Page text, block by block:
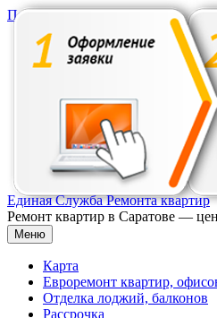
Перейти к содержимому
Единая Служба Ремонта квартир
Ремонт квартир в Саратове —
Меню
Карта
Евроремонт квартир,
Отделка лоджий, балконов
Рассрочка